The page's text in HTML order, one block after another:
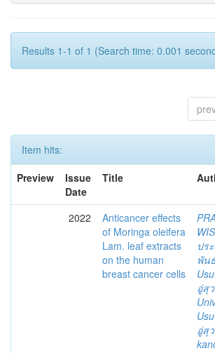
Results 1-1 of 1 (Search time: 0.001
Item hits:
Preview
Issue
Date
Title
2022
Anticancer effects
of Moringa oleifera
Lam. leaf extracts
on the human
breast cancer cells
ปร
พัน
อู่สุ
อู่สุ